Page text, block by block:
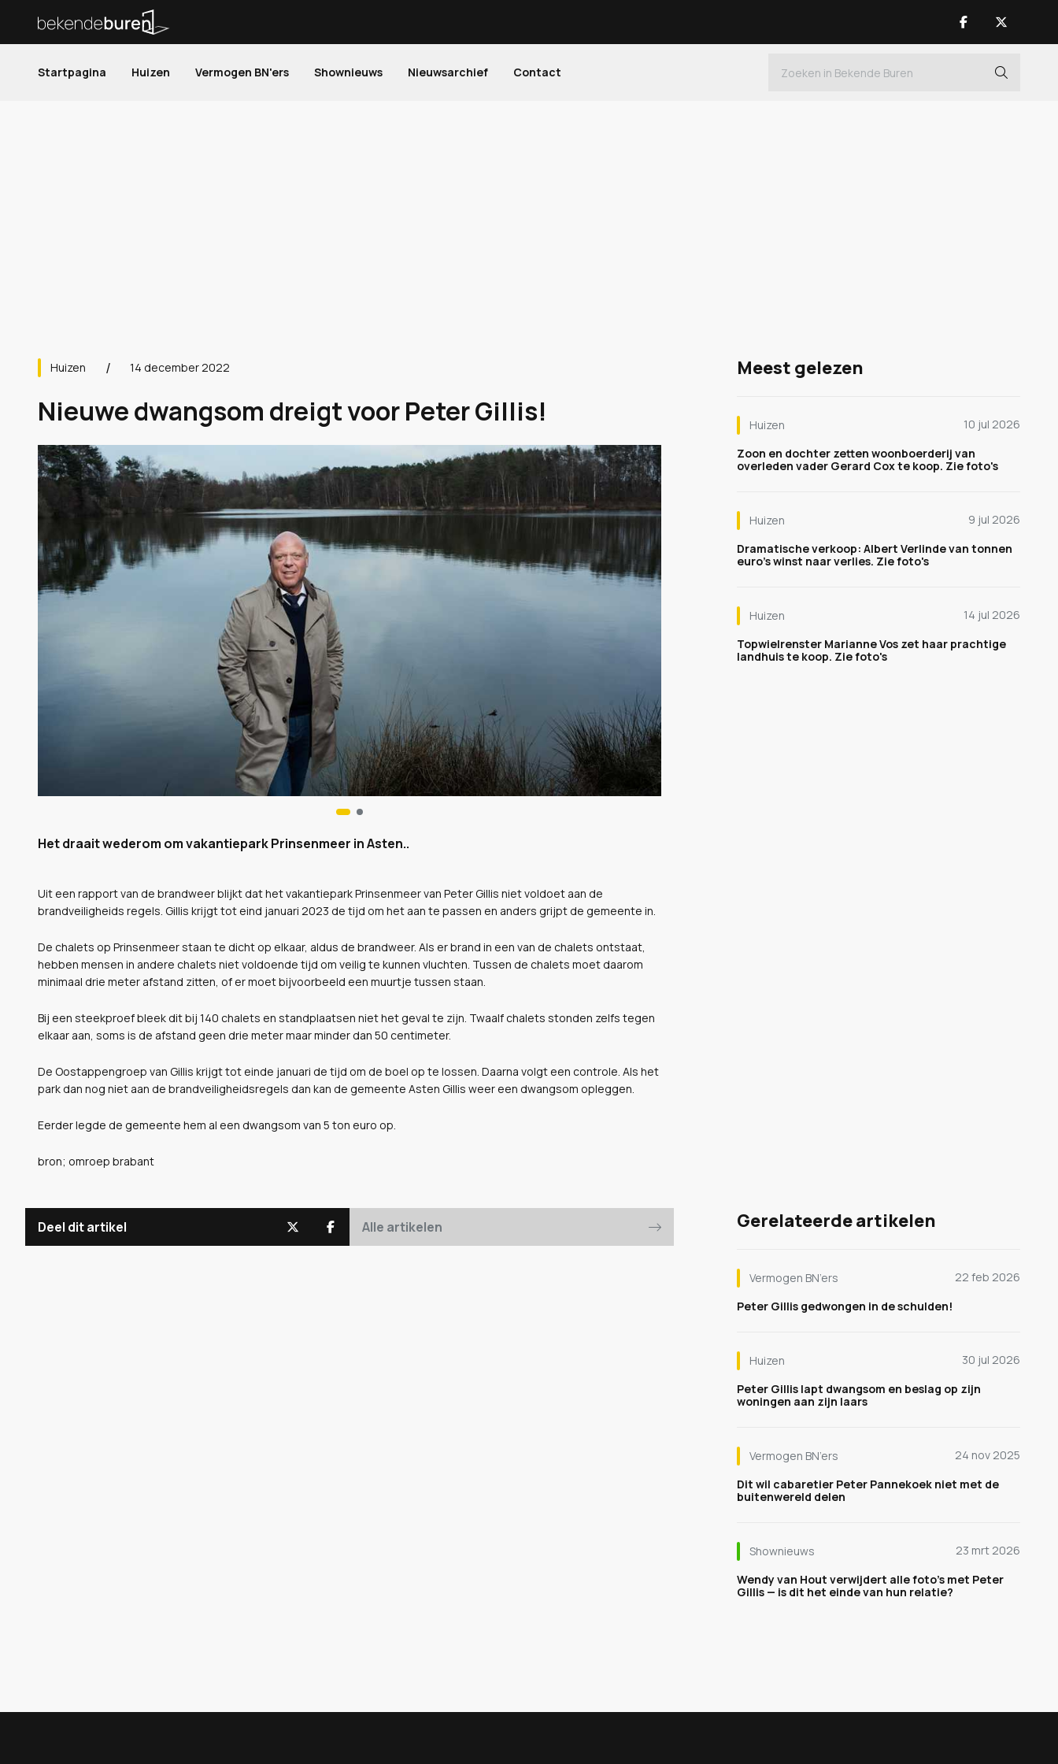
Startpagina Huizen Vermogen BN'ers Shownieuws Nieuwsarchief Contact
Huizen 14 december 2022
Nieuwe dwangsom dreigt voor Peter Gillis!
Het draait wederom om vakantiepark Prinsenmeer in Asten..
Uit een rapport van de brandweer blijkt dat het vakantiepark Prinsenmeer van Peter Gillis niet voldoet aan de
brandveiligheids regels. Gillis krijgt tot eind januari 2023 de tijd om het aan te passen en anders grijpt de gemeente in.
De chalets op Prinsenmeer staan te dicht op elkaar, aldus de brandweer. Als er brand in een van de chalets ontstaat,
hebben mensen in andere chalets niet voldoende tijd om veilig te kunnen vluchten. Tussen de chalets moet daarom
minimaal drie meter afstand zitten, of er moet bijvoorbeeld een muurtje tussen staan.
Bij een steekproef bleek dit bij 140 chalets en standplaatsen niet het geval te zijn. Twaalf chalets stonden zelfs tegen
elkaar aan, soms is de afstand geen drie meter maar minder dan 50 centimeter.
De Oostappengroep van Gillis krijgt tot einde januari de tijd om de boel op te lossen. Daarna volgt een controle. Als het
park dan nog niet aan de brandveiligheidsregels dan kan de gemeente Asten Gillis weer een dwangsom opleggen.
Eerder legde de gemeente hem al een dwangsom van 5 ton euro op.
bron; omroep brabant
Deel dit artikel Alle artikelen
Meest gelezen
Huizen
10 jul 2026
Zoon en dochter zetten woonboerderij van
overleden vader Gerard Cox te koop. Zie foto's
Huizen
9 jul 2026
Dramatische verkoop: Albert Verlinde van tonnen
euro's winst naar verlies. Zie foto's
Huizen
14 jul 2026
Topwielrenster Marianne Vos zet haar prachtige
landhuis te koop. Zie foto's
Gerelateerde artikelen
Vermogen BN’ers
22 feb 2026
Peter Gillis gedwongen in de schulden!
Huizen
30 jul 2026
Peter Gillis lapt dwangsom en beslag op zijn
woningen aan zijn laars
Vermogen BN’ers
24 nov 2025
Dit wil cabaretier Peter Pannekoek niet met de
buitenwereld delen
Shownieuws
23 mrt 2026
Wendy van Hout verwijdert alle foto’s met Peter
Gillis — is dit het einde van hun relatie?